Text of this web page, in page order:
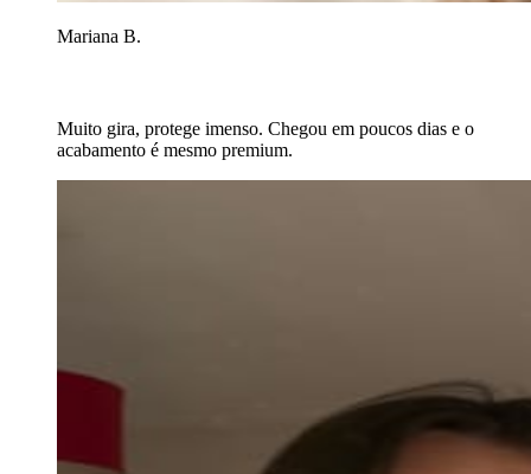
Mariana B.
Muito gira, protege imenso. Chegou em poucos dias e o
acabamento é mesmo premium.